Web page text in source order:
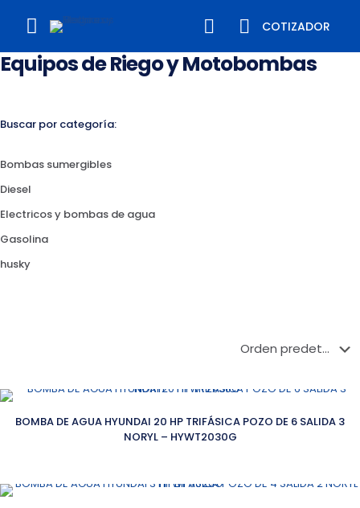
COTIZADOR
Equipos de Riego y Motobombas
Buscar por categoría:
Bombas sumergibles
Diesel
Electricos y bombas de agua
Gasolina
husky
BOMBA DE AGUA HYUNDAI 20 HP TRIFÁSICA POZO DE 6 SALIDA 3
NORYL – HYWT2030G